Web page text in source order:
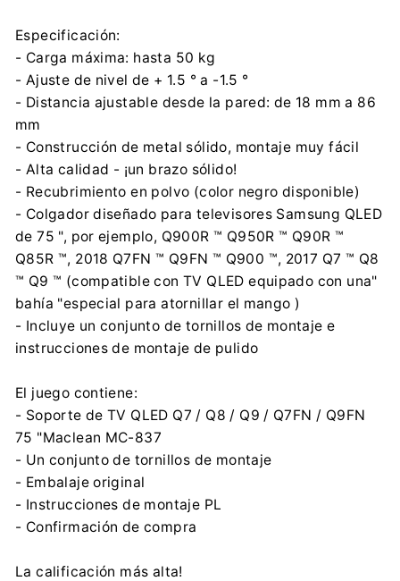
Especificación:
- Carga máxima: hasta 50 kg
- Ajuste de nivel de + 1.5 ° a -1.5 °
- Distancia ajustable desde la pared: de 18 mm a 86
mm
- Construcción de metal sólido, montaje muy fácil
- Alta calidad - ¡un brazo sólido!
- Recubrimiento en polvo (color negro disponible)
- Colgador diseñado para televisores Samsung QLED
de 75 ", por ejemplo, Q900R ™ Q950R ™ Q90R ™
Q85R ™, 2018 Q7FN ™ Q9FN ™ Q900 ™, 2017 Q7 ™ Q8
™ Q9 ™ (compatible con TV QLED equipado con una"
bahía "especial para atornillar el mango )
- Incluye un conjunto de tornillos de montaje e
instrucciones de montaje de pulido
El juego contiene:
- Soporte de TV QLED Q7 / Q8 / Q9 / Q7FN / Q9FN
75 "Maclean MC-837
- Un conjunto de tornillos de montaje
- Embalaje original
- Instrucciones de montaje PL
- Confirmación de compra
La calificación más alta!